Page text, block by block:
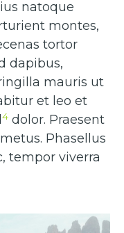
natoque
montes,
tortor
dapibus,
mauris ut
et leo et
4 dolor. Praesent
Phasellus
tempor viverra